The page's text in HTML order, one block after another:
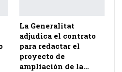
La Generalitat
adjudica el contrato
para redactar el
proyecto de
ampliación de la…